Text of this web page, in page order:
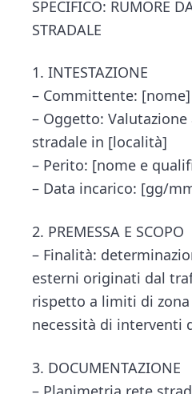
SPECIFICO: RUMORE
STRADALE
1. INTESTAZIONE
– Committente: [nome]
– Oggetto:
stradale in [località]
– Perito: [nome e
– Data incarico: [gg/
2. PREMESSA E SCOPO
– Finalità:
esterni originati dal
rispetto a limiti di
necessità di interventi
3. DOCUMENTAZIONE